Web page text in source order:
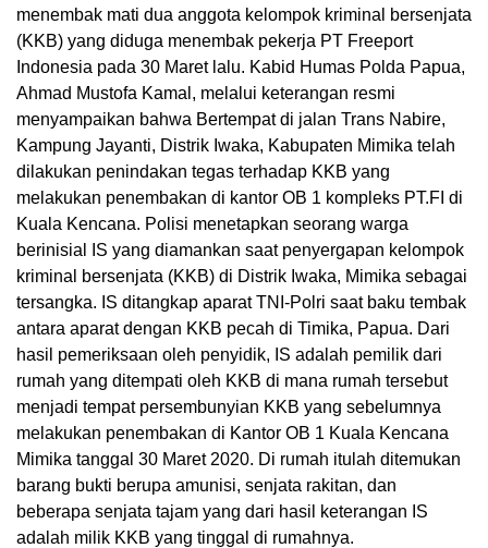
menembak mati dua anggota kelompok kriminal bersenjata
(KKB) yang diduga menembak pekerja PT Freeport
Indonesia pada 30 Maret lalu. Kabid Humas Polda Papua,
Ahmad Mustofa Kamal, melalui keterangan resmi
menyampaikan bahwa Bertempat di jalan Trans Nabire,
Kampung Jayanti, Distrik Iwaka, Kabupaten Mimika telah
dilakukan penindakan tegas terhadap KKB yang
melakukan penembakan di kantor OB 1 kompleks PT.FI di
Kuala Kencana. Polisi menetapkan seorang warga
berinisial IS yang diamankan saat penyergapan kelompok
kriminal bersenjata (KKB) di Distrik Iwaka, Mimika sebagai
tersangka. IS ditangkap aparat TNI-Polri saat baku tembak
antara aparat dengan KKB pecah di Timika, Papua. Dari
hasil pemeriksaan oleh penyidik, IS adalah pemilik dari
rumah yang ditempati oleh KKB di mana rumah tersebut
menjadi tempat persembunyian KKB yang sebelumnya
melakukan penembakan di Kantor OB 1 Kuala Kencana
Mimika tanggal 30 Maret 2020. Di rumah itulah ditemukan
barang bukti berupa amunisi, senjata rakitan, dan
beberapa senjata tajam yang dari hasil keterangan IS
adalah milik KKB yang tinggal di rumahnya.